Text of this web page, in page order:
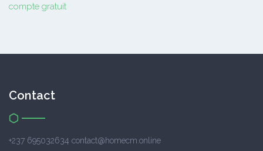
compte gratuit
Contact
+237 695032634 contact@homecm.online